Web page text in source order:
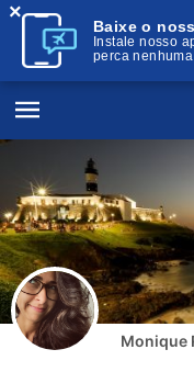
Baixe o
Instale nosso
perca
×
Monique